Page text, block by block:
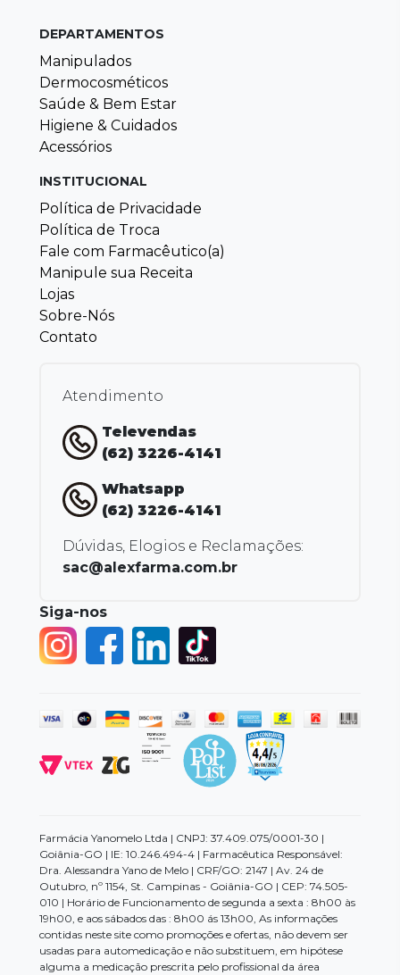
DEPARTAMENTOS
Manipulados
Dermocosméticos
Saúde & Bem Estar
Higiene & Cuidados
Acessórios
INSTITUCIONAL
Política de Privacidade
Política de Troca
Fale com Farmacêutico(a)
Manipule sua Receita
Lojas
Sobre-Nós
Contato
Atendimento
Televendas
(62) 3226-4141
Whatsapp
(62) 3226-4141
Dúvidas, Elogios e Reclamações:
sac@alexfarma.com.br
Siga-nos
Farmácia Yanomelo Ltda | CNPJ: 37.409.075/0001-30 |
Goiânia-GO | IE: 10.246.494-4 | Farmacêutica Responsável:
Dra. Alessandra Yano de Melo | CRF/GO: 2147 | Av. 24 de
Outubro, nº 1154, St. Campinas - Goiânia-GO | CEP: 74.505-
010 | Horário de Funcionamento de segunda a sexta : 8h00 às
19h00, e aos sábados das : 8h00 ás 13h00, As informações
contidas neste site como promoções e ofertas, não devem ser
usadas para automedicação e não substituem, em hipótese
alguma a medicação prescrita pelo profissional da área